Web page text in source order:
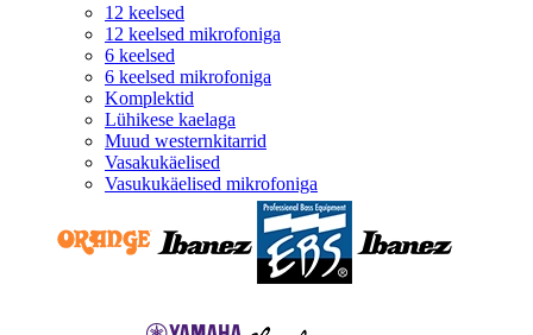
12 keelsed
12 keelsed mikrofoniga
6 keelsed
6 keelsed mikrofoniga
Komplektid
Lühikese kaelaga
Muud westernkitarrid
Vasakukäelised
Vasukukäelised mikrofoniga